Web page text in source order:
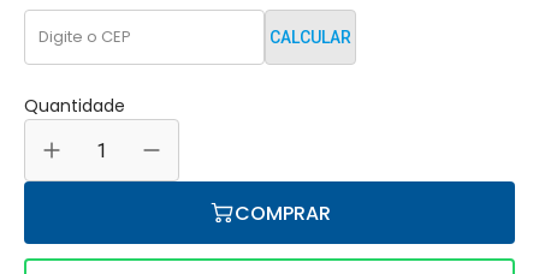
CALCULAR
Quantidade
COMPRAR